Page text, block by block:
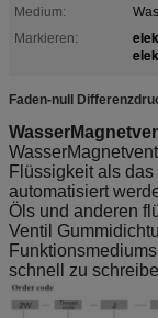
Medium:
Markieren:
Faden-null
Flüssigkeit als
automatisiert
Öls und anderen
Ventil
schnell zu